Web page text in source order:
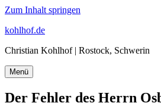
Zum Inhalt springen
kohlhof.de
Christian Kohlhof | Rostock, Schwerin
Menü
Der Fehler des Herrn